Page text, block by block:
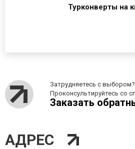
Турконверты на
Затрудняетесь с выбором?
Проконсультируйтесь со
Заказать
АДРЕС